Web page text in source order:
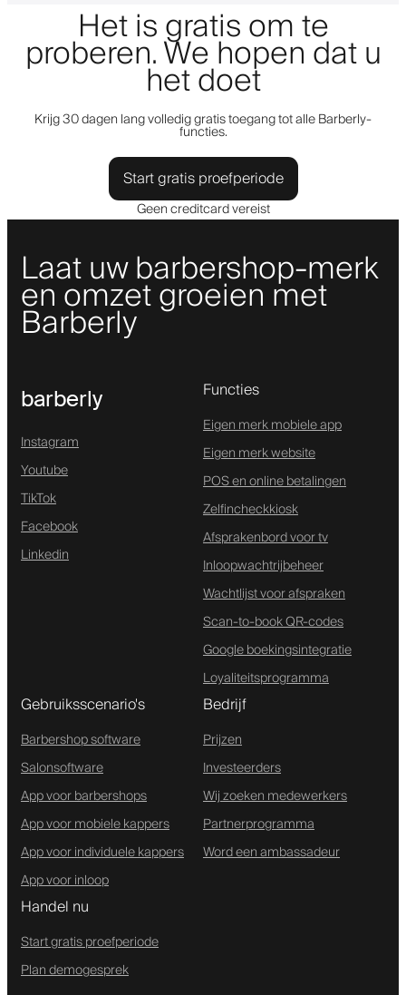
Het is gratis om te
proberen. We hopen dat u
het doet
Krijg 30 dagen lang volledig gratis toegang tot alle Barberly-
functies.
Start gratis proefperiode
Geen creditcard vereist
Laat uw barbershop-merk
en omzet groeien met
Barberly
barberly
Instagram
Youtube
TikTok
Facebook
Linkedin
Functies
Eigen merk mobiele app
Eigen merk website
POS en online betalingen
Zelfincheckkiosk
Afsprakenbord voor tv
Inloopwachtrijbeheer
Wachtlijst voor afspraken
Scan-to-book QR-codes
Google boekingsintegratie
Loyaliteitsprogramma
Gebruiksscenario's
Barbershop software
Salonsoftware
App voor barbershops
App voor mobiele kappers
App voor individuele kappers
App voor inloop
Bedrijf
Prijzen
Investeerders
Wij zoeken medewerkers
Partnerprogramma
Word een ambassadeur
Handel nu
Start gratis proefperiode
Plan demogesprek